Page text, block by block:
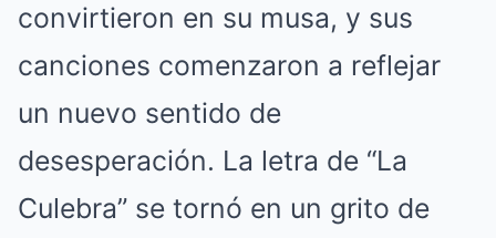
convirtieron en su musa, y sus
canciones comenzaron a reflejar
un nuevo sentido de
desesperación. La letra de “La
Culebra” se tornó en un grito de